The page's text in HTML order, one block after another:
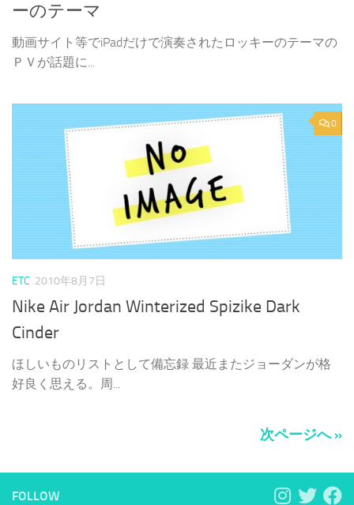
ーのテーマ
動画サイト等でiPadだけで演奏されたロッキーのテーマの
ＰＶが話題に...
0
ETC 2010年8月7日
Nike Air Jordan Winterized Spizike Dark
Cinder
ほしいものリストとして備忘録 最近またジョーダンが格
好良く思える。周...
次ページへ »
FOLLOW